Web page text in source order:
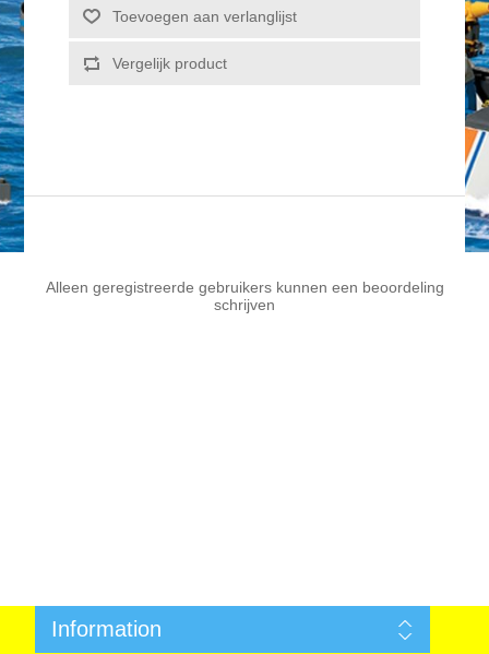
Toevoegen aan verlanglijst
Vergelijk product
Alleen geregistreerde gebruikers kunnen een beoordeling
schrijven
Information